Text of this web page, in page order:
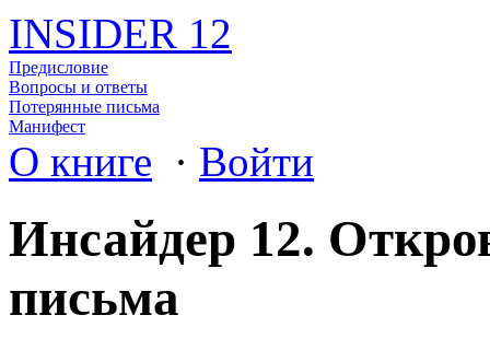
INSIDER 12
Предисловие
Вопросы и ответы
Потерянные письма
Манифест
О книге · Войти
Инсайдер 12.
письма